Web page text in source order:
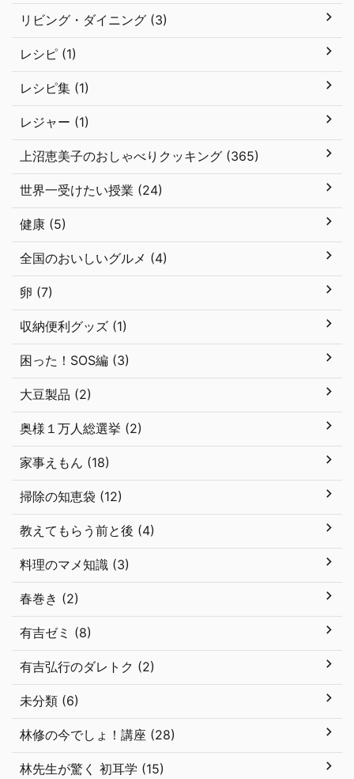
リビング・ダイニング (3)
レシピ (1)
レシピ集 (1)
レジャー (1)
上沼恵美子のおしゃべりクッキング (365)
世界一受けたい授業 (24)
健康 (5)
全国のおいしいグルメ (4)
卵 (7)
収納便利グッズ (1)
困った！SOS編 (3)
大豆製品 (2)
奥様１万人総選挙 (2)
家事えもん (18)
掃除の知恵袋 (12)
教えてもらう前と後 (4)
料理のマメ知識 (3)
春巻き (2)
有吉ゼミ (8)
有吉弘行のダレトク (2)
未分類 (6)
林修の今でしょ！講座 (28)
林先生が驚く 初耳学 (15)